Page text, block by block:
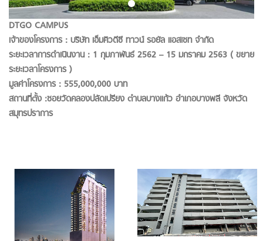
DTGO CAMPUS
เจ้าของโครงการ : บริษัท เอ็มคิวดีซี ทาวน์ รอยัล แอสเซท จำกัด
ระยะเวลาการดำเนินงาน : 1 กุมภาพันธ์ 2562 – 15 มกราคม 2563 ( ขยาย
ระยะเวลาโครงการ )
มูลค่าโครงการ : 555,000,000 บาท
สถานที่ตั้ง :ซอยวัดคลองปลัดเปรียง ตำบลบางแก้ว อำเภอบางพลี จังหวัด
สมุทรปราการ